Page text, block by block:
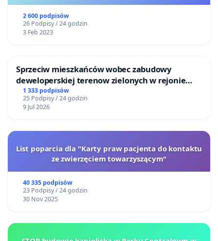
2 600 podpisów
26 Podpisy / 24 godzin
3 Feb 2023
Sprzeciw mieszkańców wobec zabudowy
deweloperskiej terenow zielonych w rejonie
Bulwarów Straceńskich w Bielsku-Białej
1 333 podpisów
25 Podpisy / 24 godzin
9 Jul 2026
List poparcia dla "Karty praw pacjenta do kontaktu
ze zwierzęciem towarzyszącym"
40 335 podpisów
23 Podpisy / 24 godzin
30 Nov 2025